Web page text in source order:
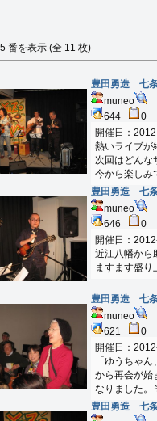
番を表示 (全 11 枚)
豊田勇造 七
muneo
644
0
開催日：
熱いライブが
次回はどんな
今から楽しみ
豊田勇造 七
muneo
646
0
開催日：
近江八幡から
ますます盛り
豊田勇造 七
muneo
621
0
開催日：
「ゆうちゃ
から再会が始
なりました。
豊田勇造 七